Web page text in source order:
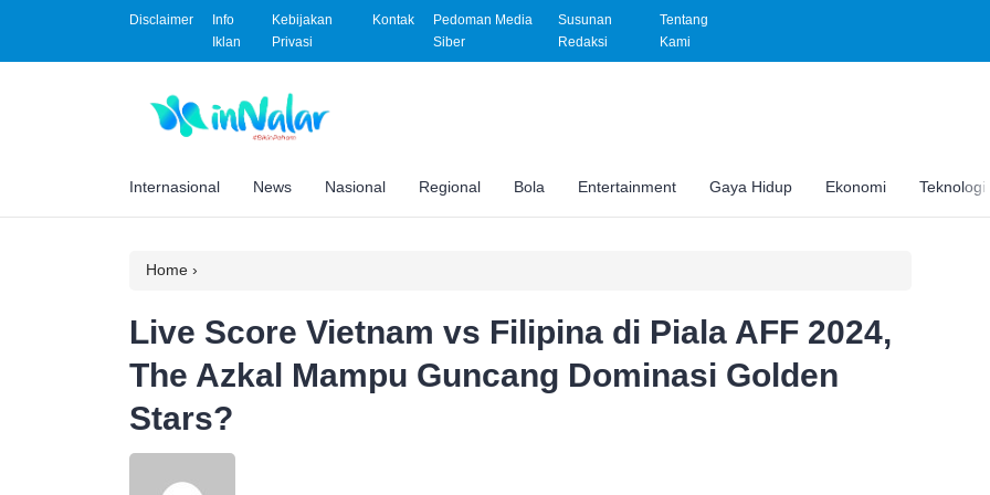
Disclaimer
Info
Iklan
Kebijakan
Privasi
Kontak
Pedoman Media
Siber
Susunan
Redaksi
Tentang
Kami
Internasional News Nasional Regional Bola Entertainment Gaya Hidup Ekonomi Teknologi
Home ›
Live Score Vietnam vs Filipina di Piala AFF 2024,
The Azkal Mampu Guncang Dominasi Golden
Stars?